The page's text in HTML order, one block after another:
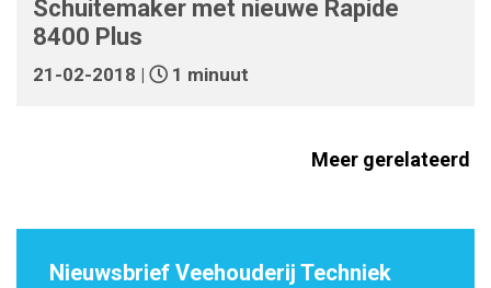
Schuitemaker met nieuwe Rapide
8400 Plus
21-02-2018 | 1 minuut
Meer gerelateerd
Nieuwsbrief Veehouderij Techniek